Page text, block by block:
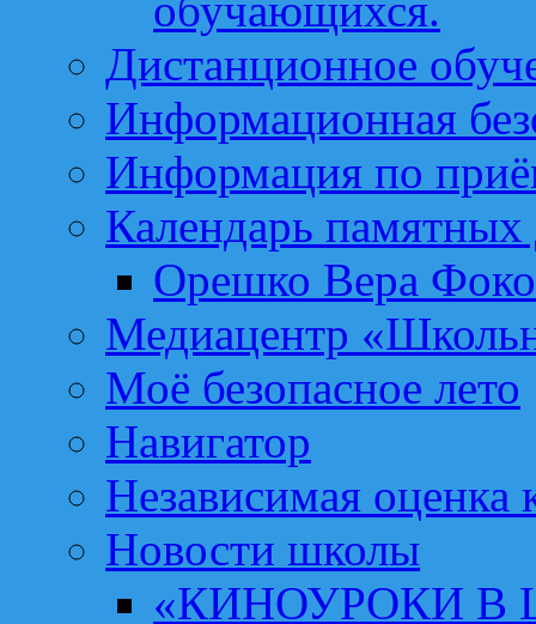
Дистанционное
Информационная
Информация по
Календарь памятных
Орешко Вера
Медиацентр
Моё безопасное лето
Навигатор
Независимая оценка
Новости школы
«КИНОУРОКИ В